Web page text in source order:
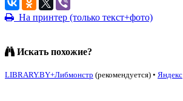
На принтер (только текст+фото)
Искать похожие?
LIBRARY.BY+Либмонстр (рекомендуется) • Яндекс